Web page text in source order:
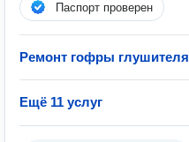
Паспорт проверен
Ремонт гофры глушителя
Ещё 11 услуг